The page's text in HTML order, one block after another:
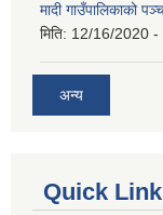
मादी गाउँपालिकाको
मिति: 12/16/2020 -
अन्य
Quick